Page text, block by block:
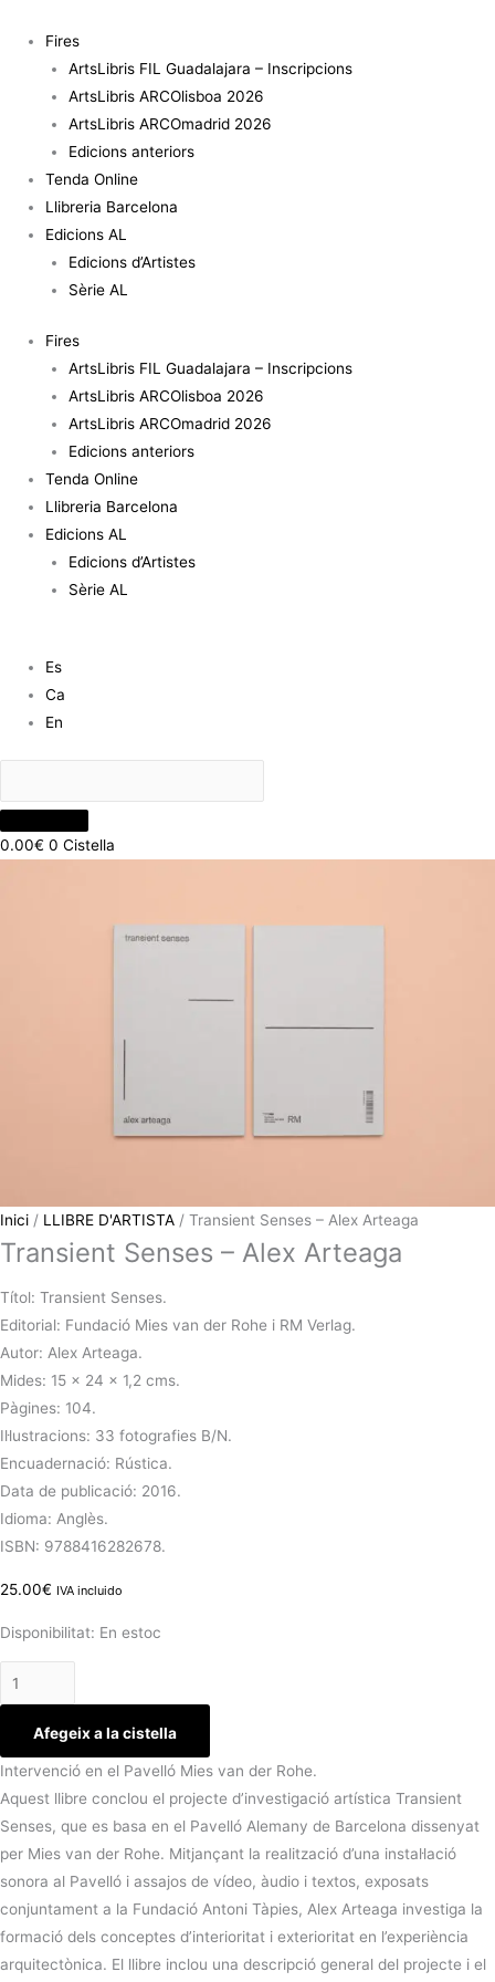
contingut
Fires
ArtsLibris FIL Guadalajara – Inscripcions
ArtsLibris ARCOlisboa 2026
ArtsLibris ARCOmadrid 2026
Edicions anteriors
Tenda Online
Llibreria Barcelona
Edicions AL
Edicions d’Artistes
Sèrie AL
Fires
ArtsLibris FIL Guadalajara – Inscripcions
ArtsLibris ARCOlisboa 2026
ArtsLibris ARCOmadrid 2026
Edicions anteriors
Tenda Online
Llibreria Barcelona
Edicions AL
Edicions d’Artistes
Sèrie AL
Es
Ca
En
0.00€ 0 Cistella
Inici / LLIBRE D'ARTISTA / Transient Senses – Alex Arteaga
Transient Senses – Alex Arteaga
Títol: Transient Senses.
Editorial: Fundació Mies van der Rohe i RM Verlag.
Autor: Alex Arteaga.
Mides: 15 x 24 x 1,2 cms.
Pàgines: 104.
Il·lustracions: 33 fotografies B/N.
Encuadernació: Rústica.
Data de publicació: 2016.
Idioma: Anglès.
ISBN: 9788416282678.
25.00€ IVA incluido
Disponibilitat: En estoc
Transient
Arteaga
Afegeix a la cistella
Intervenció en el Pavelló Mies van der Rohe.
Aquest llibre conclou el projecte d’investigació artística Transient
Senses, que es basa en el Pavelló Alemany de Barcelona dissenyat
per Mies van der Rohe. Mitjançant la realització d’una instal·lació
sonora al Pavelló i assajos de vídeo, àudio i textos, exposats
conjuntament a la Fundació Antoni Tàpies, Alex Arteaga investiga la
formació dels conceptes d’interioritat i exterioritat en l’experiència
arquitectònica. El llibre inclou una descripció general del projecte i el